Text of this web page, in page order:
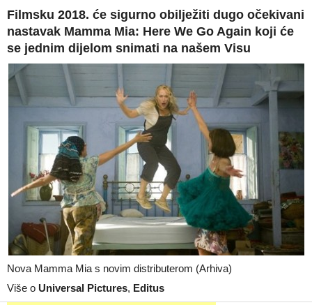
Filmsku 2018. će sigurno obilježiti dugo očekivani
nastavak Mamma Mia: Here We Go Again koji će
se jednim dijelom snimati na našem Visu
Nova Mamma Mia s novim distributerom (Arhiva)
Više o Universal Pictures, Editus